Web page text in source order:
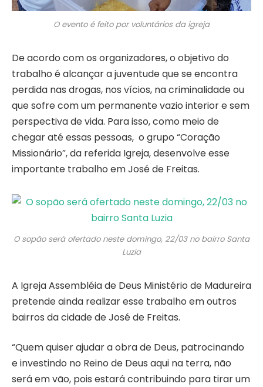
O evento é feito por voluntários da igreja
De acordo com os organizadores, o objetivo do
trabalho é alcançar a juventude que se encontra
perdida nas drogas, nos vícios, na criminalidade ou
que sofre com um permanente vazio interior e sem
perspectiva de vida. Para isso, como meio de
chegar até essas pessoas, o grupo “Coração
Missionário”, da referida Igreja, desenvolve esse
importante trabalho em José de Freitas.
O sopão será ofertado neste domingo, 22/03 no bairro Santa
Luzia
A Igreja Assembléia de Deus Ministério de Madureira
pretende ainda realizar esse trabalho em outros
bairros da cidade de José de Freitas.
“Quem quiser ajudar a obra de Deus, patrocinando
e investindo no Reino de Deus aqui na terra, não
será em vão, pois estará contribuindo para tirar um